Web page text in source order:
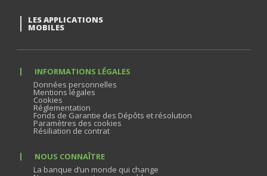
LES APPLICATIONS
MOBILES
INFORMATIONS LÉGALES
Données personnelles
Mentions légales
Cookies
Réglementation
Fonds de Garantie des Dépôts et résolution
Paramètres des cookies
Résiliation de contrat
NOUS CONNAÎTRE
La banque d’un monde qui change